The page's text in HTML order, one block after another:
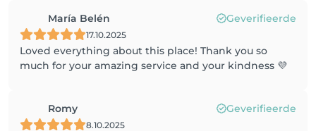
María Belén Geverifieerde
17.10.2025
Loved everything about this place! Thank you so
much for your amazing service and your kindness 💜
Romy Geverifieerde
8.10.2025